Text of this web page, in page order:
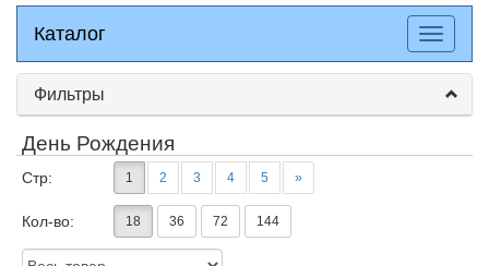
Каталог
Каталог
меню
Фильтры
День Рождения
Стр: 1 2 3 4 5 »
Кол-во: 18 36 72 144
Доступность: